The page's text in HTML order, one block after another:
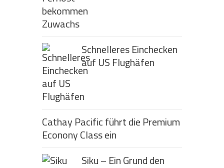
Schnelleres Einchecken
auf US Flughäfen
Cathay Pacific führt die Premium
Econony Class ein
Siku – Ein Grund den